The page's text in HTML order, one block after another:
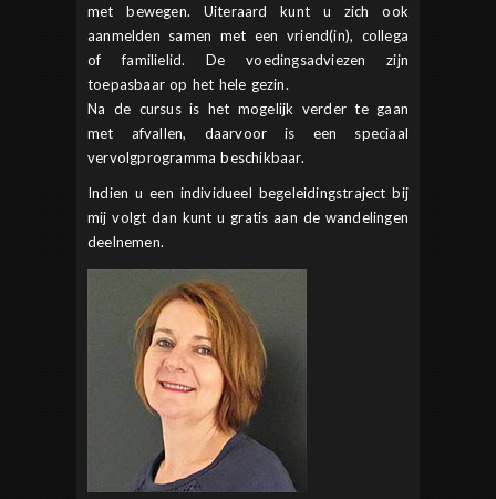
met bewegen. Uiteraard kunt u zich ook
aanmelden samen met een vriend(in), collega
of familielid. De voedingsadviezen zijn
toepasbaar op het hele gezin.
Na de cursus is het mogelijk verder te gaan
met afvallen, daarvoor is een speciaal
vervolgprogramma beschikbaar.
Indien u een individueel begeleidingstraject bij
mij volgt dan kunt u gratis aan de wandelingen
deelnemen.